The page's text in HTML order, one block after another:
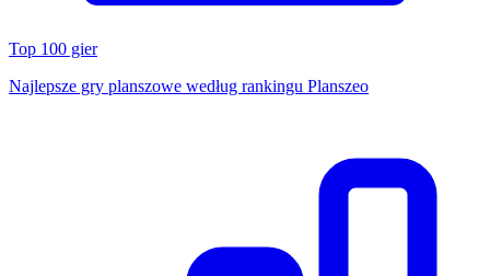
Top 100 gier
Najlepsze gry planszowe według rankingu Planszeo